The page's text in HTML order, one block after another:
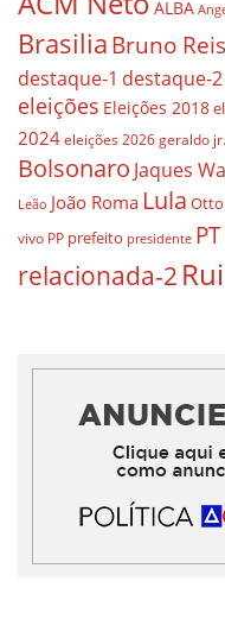
ALBA
BrasiliaBruno Reis
destaque-1 destaque-2
eleições Eleições 2018
2024 eleições 2026 geraldo jr.
Bolsonaro Jaques
Leão João Roma Lula Otto
vivo PP prefeito presidente PT
relacionada-2